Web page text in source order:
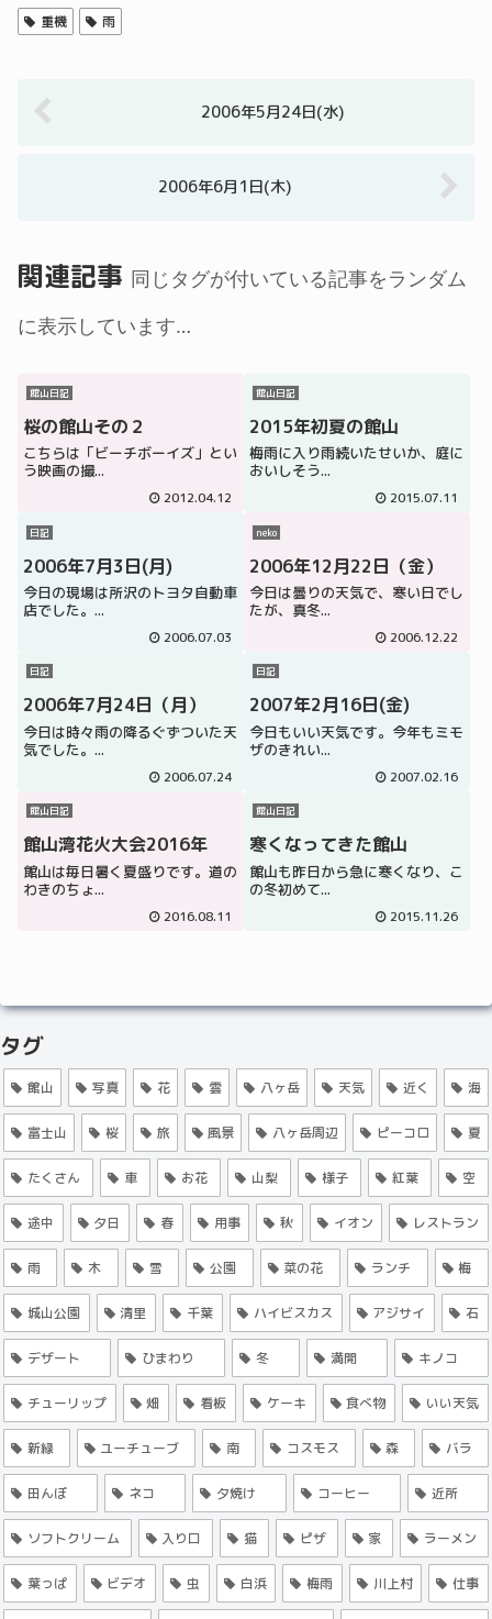
重機
雨
2006年5月24日(水)
2006年6月1日(木)
関連記事 同じタグが付いている記事をランダム
に表示しています…
館山日記
桜の館山その２
こちらは「ビーチボーイズ」とい
う映画の撮...
2012.04.12
館山日記
2015年初夏の館山
梅雨に入り雨続いたせいか、庭に
おいしそう...
2015.07.11
日記
2006年7月3日(月)
今日の現場は所沢のトヨタ自動車
店でした。...
2006.07.03
neko
2006年12月22日（金）
今日は曇りの天気で、寒い日でし
たが、真冬...
2006.12.22
日記
2006年7月24日（月）
今日は時々雨の降るぐずついた天
気でした。...
2006.07.24
日記
2007年2月16日(金)
今日もいい天気です。今年もミモ
ザのきれい...
2007.02.16
館山日記
館山湾花火大会2016年
館山は毎日暑く夏盛りです。道の
わきのちょ...
2016.08.11
館山日記
寒くなってきた館山
館山も昨日から急に寒くなり、こ
の冬初めて...
2015.11.26
タグ
館山 写真 花 雲 八ヶ岳 天気 近く 海
富士山 桜 旅 風景 八ヶ岳周辺 ピーコロ 夏
たくさん 車 お花 山梨 様子 紅葉 空
途中 夕日 春 用事 秋 イオン レストラン
雨 木 雪 公園 菜の花 ランチ 梅
城山公園 清里 千葉 ハイビスカス アジサイ 石
デザート ひまわり 冬 満開 キノコ
チューリップ 畑 看板 ケーキ 食べ物 いい天気
新緑 ユーチューブ 南 コスモス 森 バラ
田んぼ ネコ 夕焼け コーヒー 近所
ソフトクリーム 入り口 猫 ピザ 家 ラーメン
葉っぱ ビデオ 虫 白浜 梅雨 川上村 仕事